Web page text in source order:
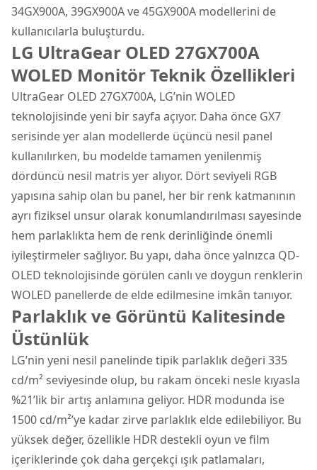
34GX900A, 39GX900A ve 45GX900A modellerini de
kullanıcılarla buluşturdu.
LG UltraGear OLED 27GX700A
WOLED Monitör Teknik Özellikleri
UltraGear OLED 27GX700A, LG’nin WOLED
teknolojisinde yeni bir sayfa açıyor. Daha önce GX7
serisinde yer alan modellerde üçüncü nesil panel
kullanılırken, bu modelde tamamen yenilenmiş
dördüncü nesil matris yer alıyor. Dört seviyeli RGB
yapısına sahip olan bu panel, her bir renk katmanının
ayrı fiziksel unsur olarak konumlandırılması sayesinde
hem parlaklıkta hem de renk derinliğinde önemli
iyileştirmeler sağlıyor. Bu yapı, daha önce yalnızca QD-
OLED teknolojisinde görülen canlı ve doygun renklerin
WOLED panellerde de elde edilmesine imkân tanıyor.
Parlaklık ve Görüntü Kalitesinde
Üstünlük
LG’nin yeni nesil panelinde tipik parlaklık değeri 335
cd/m² seviyesinde olup, bu rakam önceki nesle kıyasla
%21’lik bir artış anlamına geliyor. HDR modunda ise
1500 cd/m²’ye kadar zirve parlaklık elde edilebiliyor. Bu
yüksek değer, özellikle HDR destekli oyun ve film
içeriklerinde çok daha gerçekçi ışık patlamaları,